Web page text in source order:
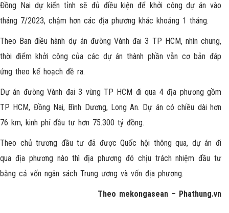
Đồng Nai dự kiến tỉnh sẽ đủ điều kiện để khởi công dự án vào
tháng 7/2023, chậm hơn các địa phương khác khoảng 1 tháng.
Theo Ban điều hành dự án đường Vành đai 3 TP HCM, nhìn chung,
thời điểm khởi công của các dự án thành phần vẫn cơ bản đáp
ứng theo kế hoạch đề ra.
Dự án đường Vành đai 3 vùng TP HCM đi qua 4 địa phương gồm
TP HCM, Đồng Nai, Bình Dương, Long An. Dự án có chiều dài hơn
76 km, kinh phí đầu tư hơn 75.300 tỷ đồng.
Theo chủ trương đầu tư đã được Quốc hội thông qua, dự án đi
qua địa phương nào thì địa phương đó chịu trách nhiệm đầu tư
bằng cả vốn ngân sách Trung ương và vốn địa phương.
Theo mekongasean – Phathung.vn